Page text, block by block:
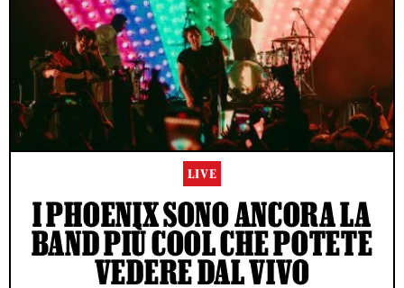
LIVE
I PHOENIX SONO ANCORA LA
BAND PIÙ COOL CHE POTETE
VEDERE DAL VIVO